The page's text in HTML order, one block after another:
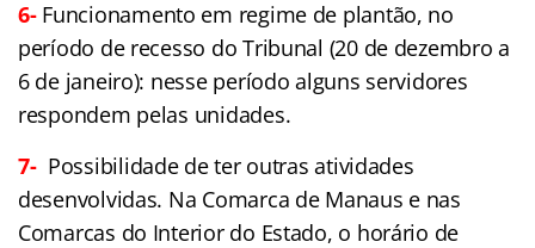
6- Funcionamento em regime de plantão, no
período de recesso do Tribunal (20 de dezembro a
6 de janeiro): nesse período alguns servidores
respondem pelas unidades.
7- Possibilidade de ter outras atividades
desenvolvidas. Na Comarca de Manaus e nas
Comarcas do Interior do Estado, o horário de